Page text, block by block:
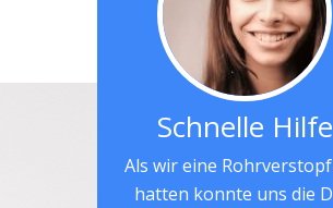
Schnelle Hilfe
Als wir eine
hatten konnte uns die